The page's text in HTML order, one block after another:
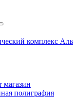
магазин
полиграфия